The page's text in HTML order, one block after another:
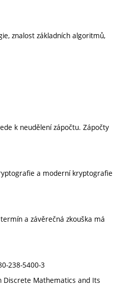
znalost základních algoritmů,
k neudělení zápočtu. Zápočty
a moderní kryptografie
a závěrečná zkouška má
238-5400-3
Discrete Mathematics and Its